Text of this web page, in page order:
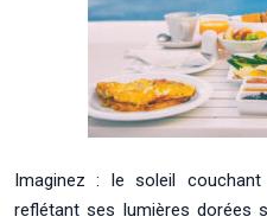
Imaginez : le soleil
reflétant ses lumières dorées